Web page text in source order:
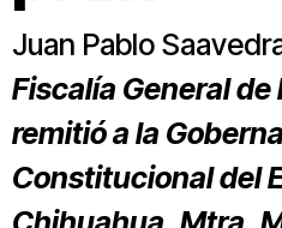
Juan Pablo
Fiscalía General de
remitió a la
Constitucional del